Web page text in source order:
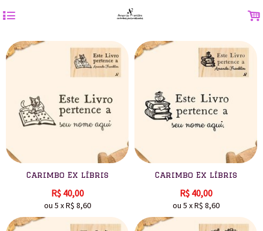
4 .
Carimbo Ex líbris
R$ 40,00
ou 5 xR$ 8,60
Carimbo Ex líbris
R$ 40,00
ou 5 xR$ 8,60